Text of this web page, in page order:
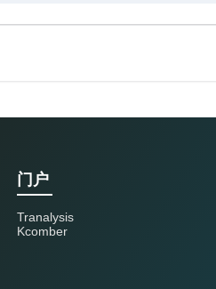
门户
Tranalysis
Kcomber